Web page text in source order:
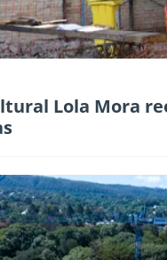
Lola Mora